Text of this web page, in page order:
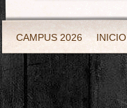
CAMPUS 2026 INICIO